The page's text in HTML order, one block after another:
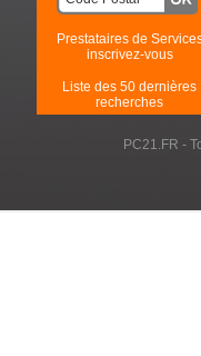
Prestataires de
inscrivez-vous
Liste des 50 dernières
recherches
PC21.FR -